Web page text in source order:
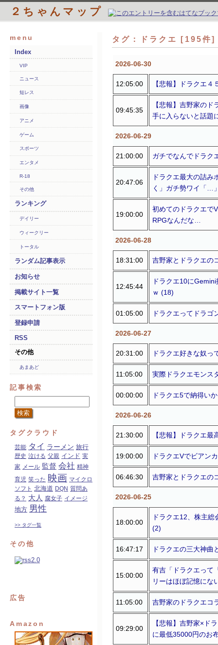
２ちゃんマップ
menu
Index
VIP
ニュース
短レス
画像
アニメ
ゲーム
スポーツ
エンタメ
R-18
その他
ランキング
デイリー
ウィークリー
トータル
ランダム記事表示
お知らせ
掲載サイト一覧
スマートフォン版
登録申請
RSS
その他
あまあど
記事検索
タグクラウド
芸能 タイ ラーメン 旅行
歴史 泣ける 父親 インド 実
家
メール 監督 会社 精神
育児 笑った 映画 マイクロ
ソフト 北海道 DQN 質問あ
る？ 大人 腐女子 イメージ
地方 男性
>> タグ一覧
その他
広告
Amazon
タグ：ドラクエ [195件]
2026-06-30
12:05:00 【悲報】ドラクエ
09:45:35
【悲報】吉野家の
手に入らないと話題
2026-06-29
21:00:00 ガチでなんでドラク
20:47:06
ドラクエ最大の詰み
く」ガチ勢ワイ「…
19:00:00
初めてのドラクエで
RPGなんだな…
2026-06-28
18:31:00 吉野家とドラクエの
12:45:44
ドラクエ10に
ｗ (18)
01:05:00 ドラクエってドラゴ
2026-06-27
20:31:00 ドラクエ好きな奴
11:05:00 実際ドラクエモンス
00:00:00 ドラクエ5で納得い
2026-06-26
21:30:00 【悲報】ドラクエ
19:00:00 ドラクエVでビアン
06:46:30 吉野家とドラクエの
2026-06-25
18:00:00
ドラクエ12、株主
(2)
16:47:17 ドラクエの三大神
15:00:00
有吉「ドラクエって
リーはほぼ記憶にな
11:05:00 吉野家のドラクエコ
09:29:00
【悲報】吉野家×ド
に最低35000円のお